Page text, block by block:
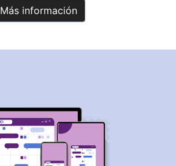
Más información